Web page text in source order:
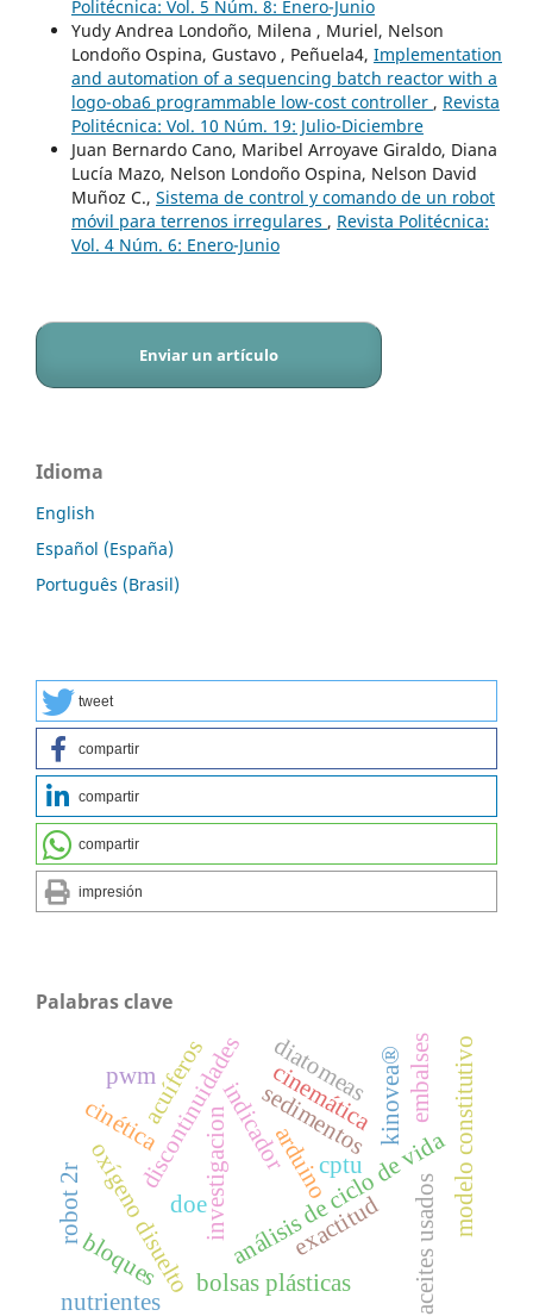
Politécnica: Vol. 5 Núm. 8: Enero-Junio
Yudy Andrea Londoño, Milena , Muriel, Nelson
Londoño Ospina, Gustavo , Peñuela4, Implementation
and automation of a sequencing batch reactor with a
logo-oba6 programmable low-cost controller , Revista
Politécnica: Vol. 10 Núm. 19: Julio-Diciembre
Juan Bernardo Cano, Maribel Arroyave Giraldo, Diana
Lucía Mazo, Nelson Londoño Ospina, Nelson David
Muñoz C., Sistema de control y comando de un robot
móvil para terrenos irregulares , Revista Politécnica:
Vol. 4 Núm. 6: Enero-Junio
Enviar un artículo
Idioma
English
Español (España)
Português (Brasil)
tweet
compartir
compartir
compartir
impresión
Palabras clave
investigacion arduino
análisis de ciclo de vida
discontinuidades cptu modelo constitutivo
exactitud
oxígeno disuelto
sedimentoskinovea®
cinemática
cinética
bolsas plásticas
acuíferos
aceites usados
bloques
indicador
doe
nutrientes
robot 2r
pwm embalses
diatomeas